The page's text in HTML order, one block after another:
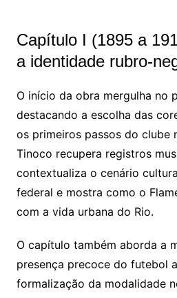
Capítulo I (1895 a
a identidade rubro-
O início da obra mergulha no
destacando a escolha das
os primeiros passos do clube
Tinoco recupera registros
contextualiza o cenário
federal e mostra como o
com a vida urbana do Rio.
O capítulo também aborda a
presença precoce do futebol
formalização da modalidade